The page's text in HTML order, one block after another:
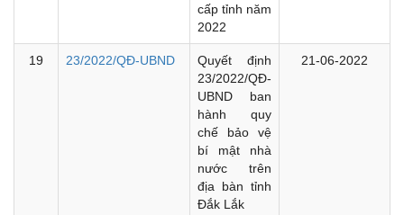
cấp tỉnh năm
2022
19 23/2022/QĐ-UBND
Quyết định
23/2022/QĐ-
UBND ban
hành quy
chế bảo vệ
bí mật nhà
nước trên
địa bàn tỉnh
Đắk Lắk
21-06-2022